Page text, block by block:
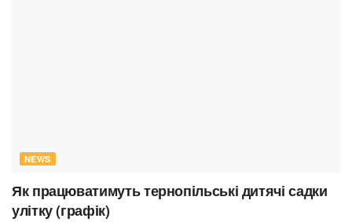
NEWS
Як працюватимуть тернопільські дитячі садки
улітку (графік)